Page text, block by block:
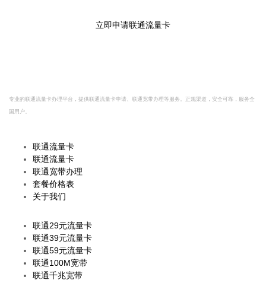
立即申请联通流量卡
专业的联通流量卡办理平台，提供联通流量卡申请、联通宽带办理等服务。正规渠道，安全可靠，服务全
国用户。
联通流量卡
联通流量卡
联通宽带办理
套餐价格表
关于我们
联通29元流量卡
联通39元流量卡
联通59元流量卡
联通100M宽带
联通千兆宽带